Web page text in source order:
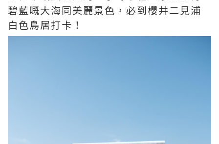
碧藍嘅大海同美麗景色，必到櫻井二見浦
白色鳥居打卡！